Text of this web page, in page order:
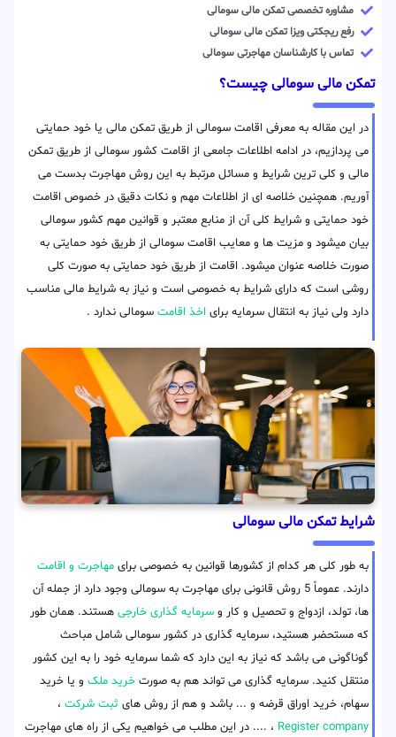
مشاوره تخصصی تمکن مالی سومالی
رفع ریجکتی ویزا تمکن مالی سومالی
تماس با کارشناسان مهاجرتی سومالی
تمکن مالی سومالی چیست؟
در این مقاله به معرفی اقامت سومالی از طریق تمکن مالی یا خود حمایتی
می پردازیم، در ادامه اطلاعات جامعی از اقامت کشور سومالی از طریق تمکن
مالی و کلی ترین شرایط و مسائل مرتبط به این روش مهاجرت بدست می
آوریم. همچنین خلاصه ای از اطلاعات مهم و نکات دقیق در خصوص اقامت
خود حمایتی و شرایط کلی آن از منابع معتبر و قوانین مهم کشور سومالی
بیان میشود و مزیت ها و معایب اقامت سومالی از طریق خود حمایتی به
صورت خلاصه عنوان میشود. اقامت از طریق خود حمایتی به صورت کلی
روشی است که دارای شرایط به خصوصی است و نیاز به شرایط مالی مناسب
دارد ولی نیاز به انتقال سرمایه برای اخذ اقامت سومالی ندارد .
شرایط تمکن مالی سومالی
به طور کلی هر کدام از کشورها قوانین به خصوصی برای مهاجرت و اقامت
دارند. عموماً 5 روش قانونی برای مهاجرت به سومالی وجود دارد از جمله آن
ها، تولد، ازدواج و تحصیل و کار و سرمایه گذاری خارجی هستند. همان طور
که مستحضر هستید، سرمایه گذاری در کشور سومالی شامل مباحث
گوناگونی می باشد که نیاز به این دارد که شما سرمایه خود را به این کشور
منتقل کنید. سرمایه گذاری می تواند هم به صورت خرید ملک و یا خرید
سهام، خرید اوراق قرضه و ... باشد و هم از روش های ثبت شرکت ،
Register company ، .... در این مطلب می خواهیم یکی از راه های مهاجرت